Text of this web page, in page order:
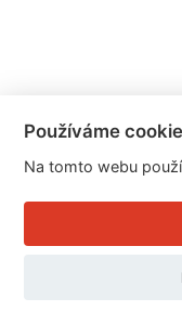
Používáme
Na tomto webu